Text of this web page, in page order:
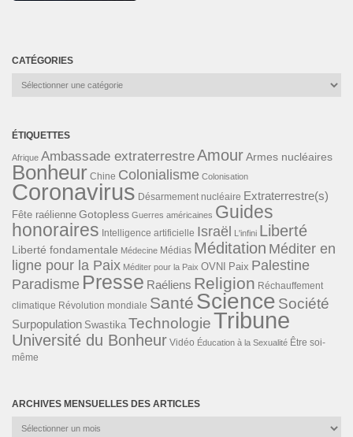
CATÉGORIES
Catégories
ÉTIQUETTES
Afrique Ambassade extraterrestreAmourArmes nucléaires
Bonheur Chine Colonialisme Colonisation
Coronavirus Désarmement nucléaire Extraterrestre(s)
Fête raélienne Gotopless Guerres américaines Guides
honoraires Intelligence artificielle Israël L'infini Liberté
Liberté fondamentale Médecine Médias Méditation Méditer en
ligne pour la Paix Méditer pour la Paix OVNI Paix Palestine
Paradisme Presse Raéliens Religion Réchauffement
climatique Révolution mondiale Santé Science Société
Surpopulation Swastika TechnologieTribune
Université du Bonheur Vidéo Éducation à la Sexualité Être soi-
même
ARCHIVES MENSUELLES DES ARTICLES
Archives